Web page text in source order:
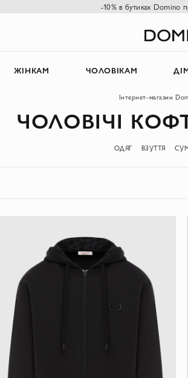
-10% в бутиках Domino
ЖІНКАМ ЧОЛОВІКАМ
Інтернет-магазин
ЧОЛОВІЧІ
ОДЯГ ВЗУТТЯ